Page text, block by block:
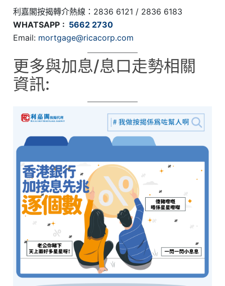
利嘉閣按揭轉介熱線：2836 6121 / 2836 6183
WHATSAPP : 5662 2730
Email: mortgage@ricacorp.com
更多與加息/息口走勢相關
資訊: